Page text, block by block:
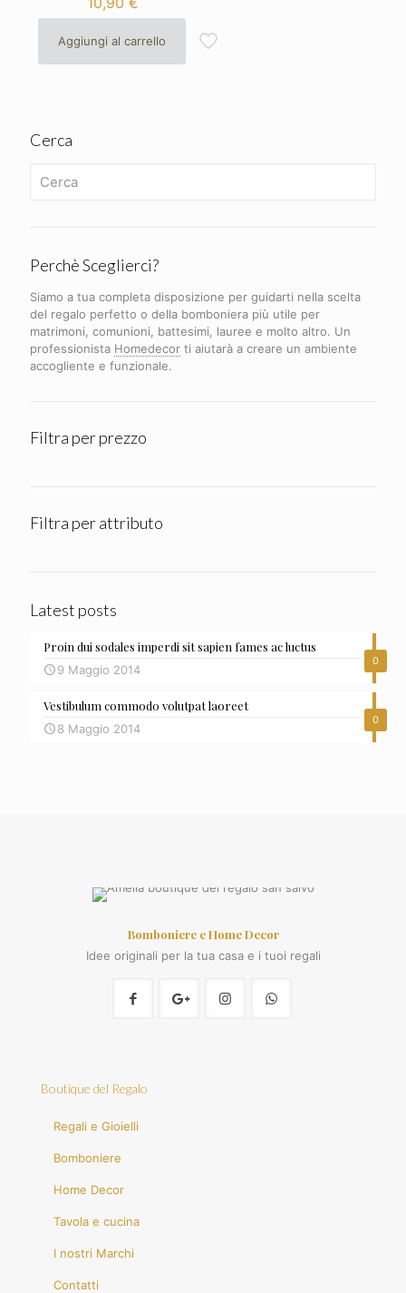
Aggiungi al carrello
Cerca
Perchè Sceglierci?
Siamo a tua completa disposizione per guidarti nella scelta
del regalo perfetto o della bomboniera più utile per
matrimoni, comunioni, battesimi, lauree e molto altro. Un
professionista Homedecor ti aiutarà a creare un ambiente
accogliente e funzionale.
Filtra per prezzo
Filtra per attributo
Latest posts
0
Proin dui sodales imperdi sit sapien fames ac luctus
9 Maggio 2014
0
Vestibulum commodo volutpat laoreet
8 Maggio 2014
Bomboniere e Home Decor
Idee originali per la tua casa e i tuoi regali
Boutique del Regalo
Regali e Gioielli
Bomboniere
Home Decor
Tavola e cucina
I nostri Marchi
Contatti